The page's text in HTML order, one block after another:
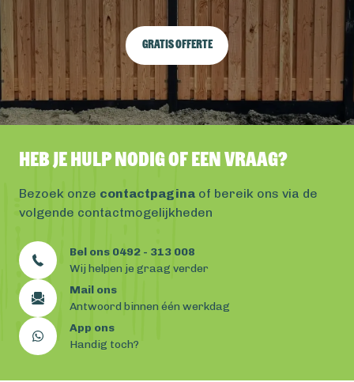
Gratis offerte
Heb je hulp nodig of een vraag?
Bezoek onze contactpagina of bereik ons via de
volgende contactmogelijkheden
Bel ons 0492 - 313 008
Wij helpen je graag verder
Mail ons
Antwoord binnen één werkdag
App ons
Handig toch?